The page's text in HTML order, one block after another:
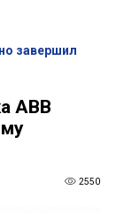
завершил
ABB
2550